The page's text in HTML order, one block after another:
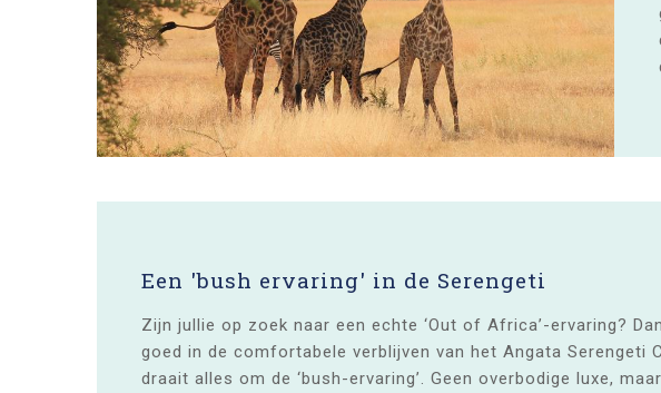
Een 'bush ervaring' in de Serengeti
Zijn jullie op zoek naar een echte ‘Out of Africa’-ervaring?
goed in de comfortabele verblijven van het Angata Serengeti
draait alles om de ‘bush-ervaring’. Geen overbodige luxe,